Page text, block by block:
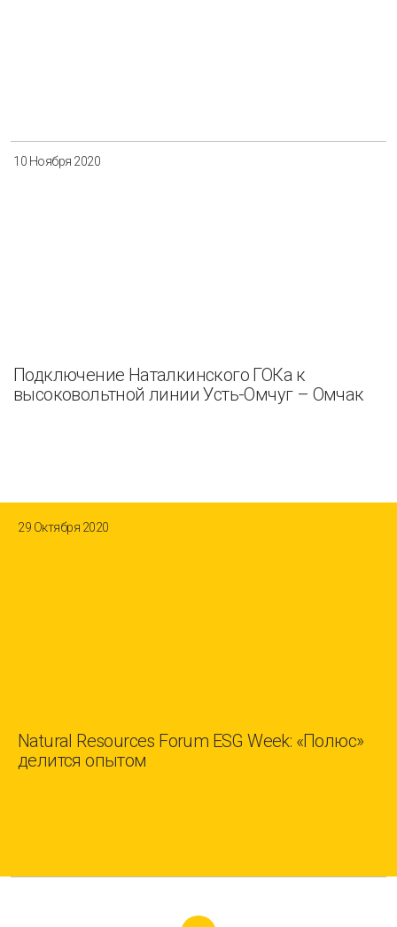
10 Ноября 2020
Подключение Наталкинского ГОКа к
высоковольтной линии Усть-Омчуг – Омчак
29 Октября 2020
Natural Resources Forum ESG Week: «Полюс»
делится опытом